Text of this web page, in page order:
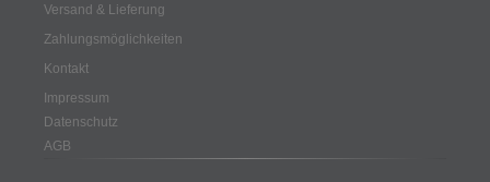
Versand & Lieferung
Zahlungsmöglichkeiten
Kontakt
Impressum
Datenschutz
AGB